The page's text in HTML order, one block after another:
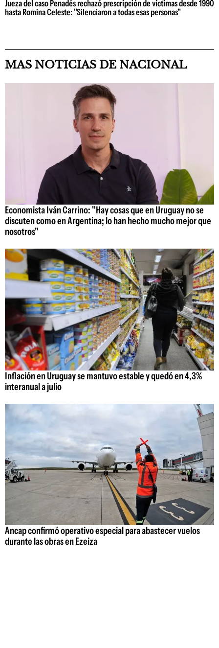
Jueza del caso Penadés rechazó prescripción de víctimas desde 1990
hasta Romina Celeste: "Silenciaron a todas esas personas"
MAS NOTICIAS DE NACIONAL
Economista Iván Carrino: "Hay cosas que en Uruguay no se
discuten como en Argentina; lo han hecho mucho mejor que
nosotros"
Inflación en Uruguay se mantuvo estable y quedó en 4,3%
interanual a julio
Ancap confirmó operativo especial para abastecer vuelos
durante las obras en Ezeiza